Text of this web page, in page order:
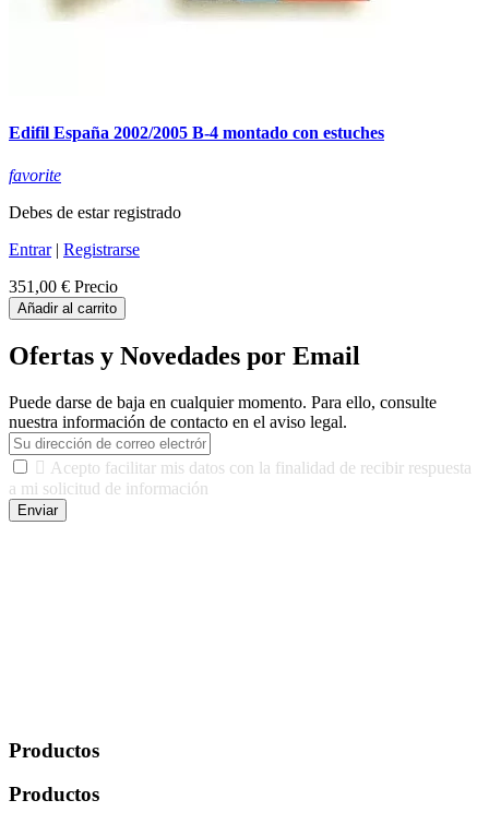
Edifil España 2002/2005 B-4 montado con estuches
favorite
Debes de estar registrado
Entrar| Registrarse
351,00 € Precio
Añadir al carrito
Ofertas y Novedades por Email
Puede darse de baja en cualquier momento. Para ello, consulte
nuestra información de contacto en el aviso legal.
 Acepto facilitar mis datos con la finalidad de recibir respuesta
a mi solicitud de información
Enviar
Productos
Productos